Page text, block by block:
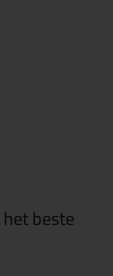
het beste